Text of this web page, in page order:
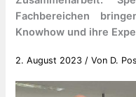
Fachbereichen
Knowhow und ihre
2. August 2023 / Von D.